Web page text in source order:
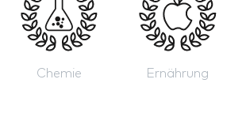
Chemie Ernährung